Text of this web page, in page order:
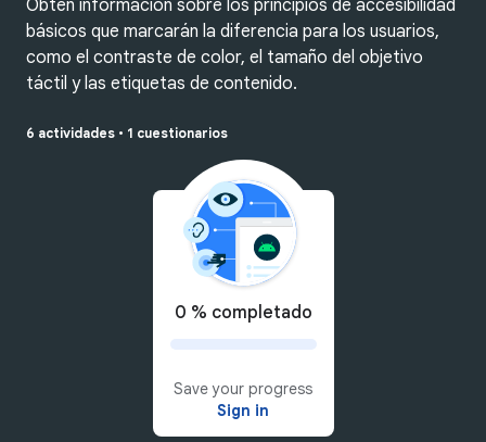
Obtén información sobre los principios de accesibilidad
básicos que marcarán la diferencia para los usuarios,
como el contraste de color, el tamaño del objetivo
táctil y las etiquetas de contenido.
6 actividades • 1 cuestionarios
0 % completado
Save your progress
Sign in